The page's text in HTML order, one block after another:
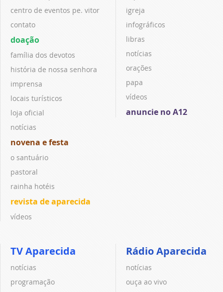
centro de eventos pe. vitor
contato
doação
família dos devotos
história de nossa senhora
imprensa
locais turísticos
loja oficial
notícias
novena e festa
o santuário
pastoral
rainha hotéis
revista de aparecida
vídeos
igreja
infográficos
libras
notícias
orações
papa
vídeos
anuncie no A12
TV Aparecida
notícias
programação
Rádio Aparecida
notícias
ouça ao vivo